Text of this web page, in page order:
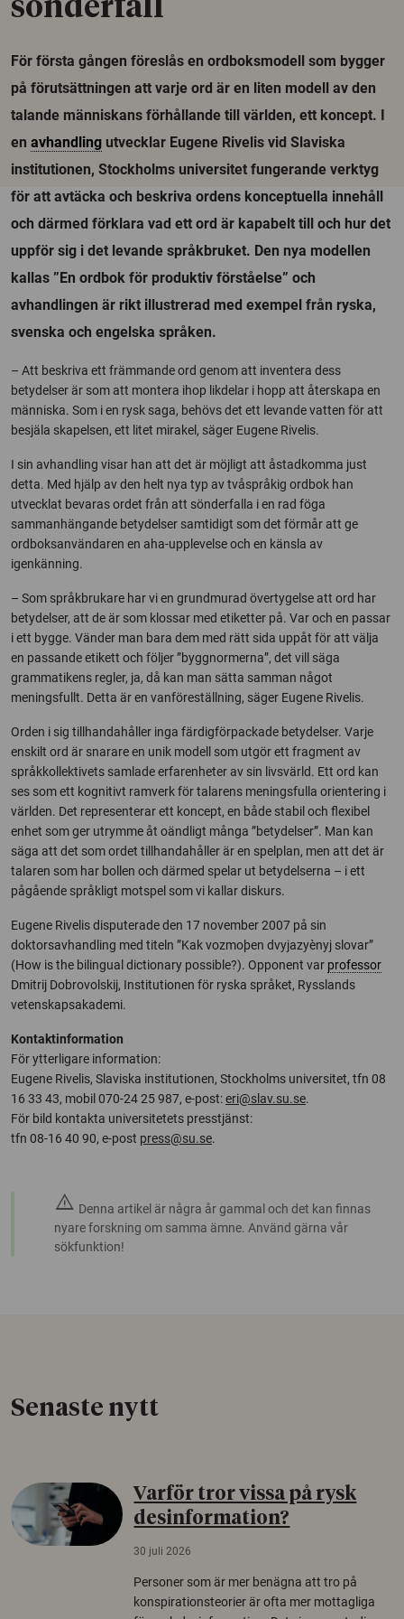
sönderfall
För första gången föreslås en ordboksmodell som bygger
på förutsättningen att varje ord är en liten modell av den
talande människans förhållande till världen, ett koncept. I
en avhandling utvecklar Eugene Rivelis vid Slaviska
institutionen, Stockholms universitet fungerande verktyg
för att avtäcka och beskriva ordens konceptuella innehåll
och därmed förklara vad ett ord är kapabelt till och hur det
uppför sig i det levande språkbruket. Den nya modellen
kallas ”En ordbok för produktiv förståelse” och
avhandlingen är rikt illustrerad med exempel från ryska,
svenska och engelska språken.
– Att beskriva ett främmande ord genom att inventera dess
betydelser är som att montera ihop likdelar i hopp att återskapa en
människa. Som i en rysk saga, behövs det ett levande vatten för att
besjäla skapelsen, ett litet mirakel, säger Eugene Rivelis.
I sin avhandling visar han att det är möjligt att åstadkomma just
detta. Med hjälp av den helt nya typ av tvåspråkig ordbok han
utvecklat bevaras ordet från att sönderfalla i en rad föga
sammanhängande betydelser samtidigt som det förmår att ge
ordboksanvändaren en aha-upplevelse och en känsla av
igenkänning.
– Som språkbrukare har vi en grundmurad övertygelse att ord har
betydelser, att de är som klossar med etiketter på. Var och en passar
i ett bygge. Vänder man bara dem med rätt sida uppåt för att välja
en passande etikett och följer ”byggnormerna”, det vill säga
grammatikens regler, ja, då kan man sätta samman något
meningsfullt. Detta är en vanföreställning, säger Eugene Rivelis.
Orden i sig tillhandahåller inga färdigförpackade betydelser. Varje
enskilt ord är snarare en unik modell som utgör ett fragment av
språkkollektivets samlade erfarenheter av sin livsvärld. Ett ord kan
ses som ett kognitivt ramverk för talarens meningsfulla orientering i
världen. Det representerar ett koncept, en både stabil och flexibel
enhet som ger utrymme åt oändligt många ”betydelser”. Man kan
säga att det som ordet tillhandahåller är en spelplan, men att det är
talaren som har bollen och därmed spelar ut betydelserna – i ett
pågående språkligt motspel som vi kallar diskurs.
Eugene Rivelis disputerade den 17 november 2007 på sin
doktorsavhandling med titeln ”Kak vozmoþen dvyjazyènyj slovar”
(How is the bilingual dictionary possible?). Opponent var professor
Dmitrij Dobrovolskij, Institutionen för ryska språket, Rysslands
vetenskapsakademi.
Kontaktinformation
För ytterligare information:
Eugene Rivelis, Slaviska institutionen, Stockholms universitet, tfn 08
16 33 43, mobil 070-24 25 987, e-post:eri@slav.su.se.
För bild kontakta universitetets presstjänst:
tfn 08-16 40 90, e-post press@su.se.
warning Denna artikel är några år gammal och det kan finnas
nyare forskning om samma ämne. Använd gärna vår
sökfunktion!
Senaste nytt
Varför tror vissa på rysk
desinformation?
30 juli 2026
Personer som är mer benägna att tro på
konspirationsteorier är ofta mer mottagliga